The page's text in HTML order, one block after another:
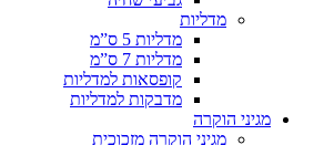
מדליות
מדליות 5 ס”מ
מדליות 7 ס”מ
קופסאות למדליות
מדבקות למדליות
מגיני הוקרה
מגיני הוקרה מזכוכית